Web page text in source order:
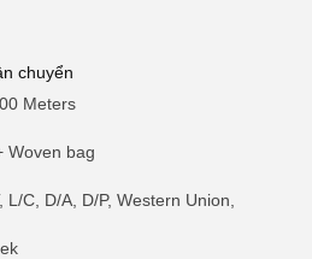
chuyển
Meters
Woven bag
C, D/A, D/P, Western Union,